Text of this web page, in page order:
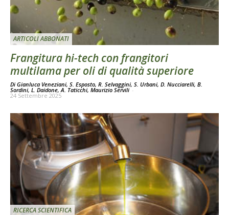
ARTICOLI ABBONATI
Frangitura hi-tech con frangitori
multilama per oli di qualità superiore
Di Gianluca Veneziani, S. Esposto, R. Selvaggini, S. Urbani, D. Nucciarelli, B.
Sordini, L. Daidone, A. Taticchi, Maurizio Servili -
24 Settembre 2025
RICERCA SCIENTIFICA